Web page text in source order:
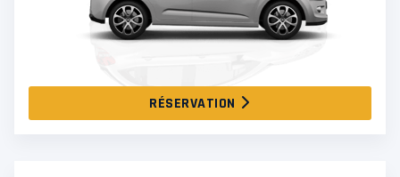
RÉSERVATION